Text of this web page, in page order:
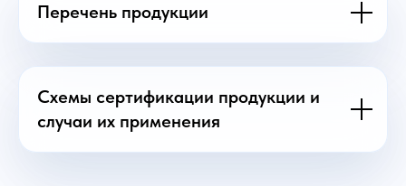
Перечень продукции
Схемы сертификации продукции и
случаи их применения